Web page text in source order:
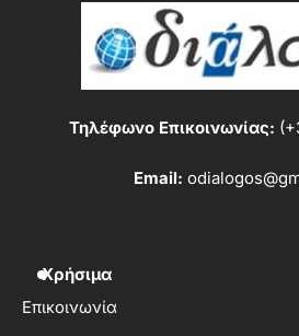
Τηλέφωνο Επικοινωνίας:
Email:
Χρήσιμα
Επικοινωνία